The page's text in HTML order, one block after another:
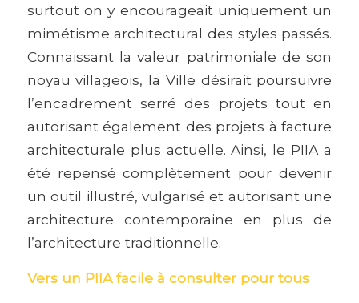
surtout on y encourageait uniquement un
mimétisme architectural des styles passés.
Connaissant la valeur patrimoniale de son
noyau villageois, la Ville désirait poursuivre
l’encadrement serré des projets tout en
autorisant également des projets à facture
architecturale plus actuelle. Ainsi, le PIIA a
été repensé complètement pour devenir
un outil illustré, vulgarisé et autorisant une
architecture contemporaine en plus de
l’architecture traditionnelle.
Vers un PIIA facile à consulter pour tous